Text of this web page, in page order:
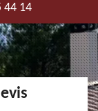
44 14